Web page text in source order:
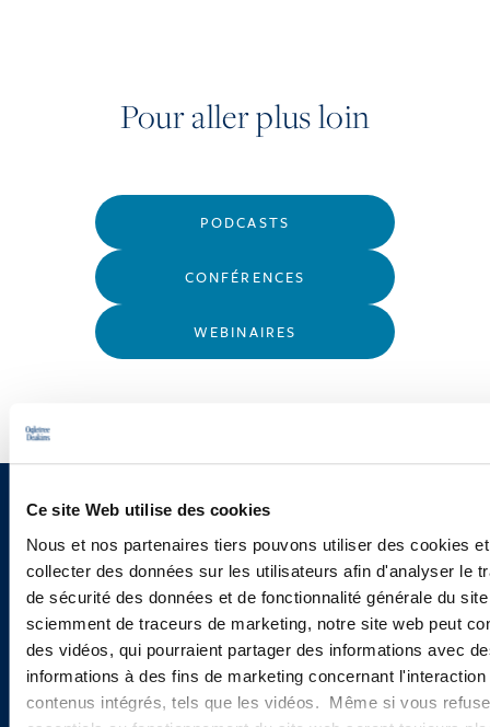
Ce site Web utilise des cookies
Nous et nos partenaires tiers pouvons utiliser des cookies
collecter des données sur les utilisateurs afin d'analyser le
de sécurité des données et de fonctionnalité générale du
sciemment de traceurs de marketing, notre site web peut
des vidéos, qui pourraient partager des informations avec
informations à des fins de marketing concernant
contenus intégrés, tels que les vidéos. Même si vous
Pour aller plus loin
PODCASTS
CONFÉRENCES
WEBINAIRES
Vous souhaitez recevoir nos
newsletters, informations et
actualités ?
INSCRIVEZ-VOUS ICI